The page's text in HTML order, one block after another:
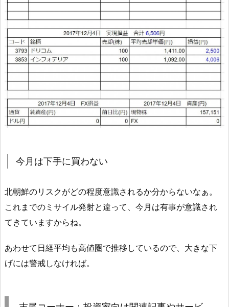
今月は下手に買わない
北朝鮮のリスクがどの程度意識されるか分からないなぁ。
これまでのミサイル発射と違って、今月は有事が意識され
てきていますからね。
あわせて日経平均も高値圏で推移しているので、大きな下
げには警戒しなければ。